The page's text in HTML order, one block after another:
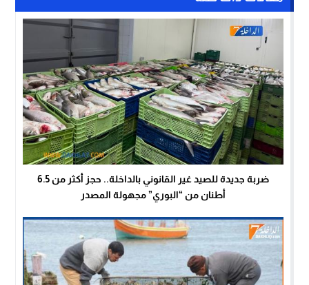
ضربة جديدة للصيد غير القانوني بالداخلة.. حجز أكثر من 6.5
أطنان من “البوري” مجهولة المصدر